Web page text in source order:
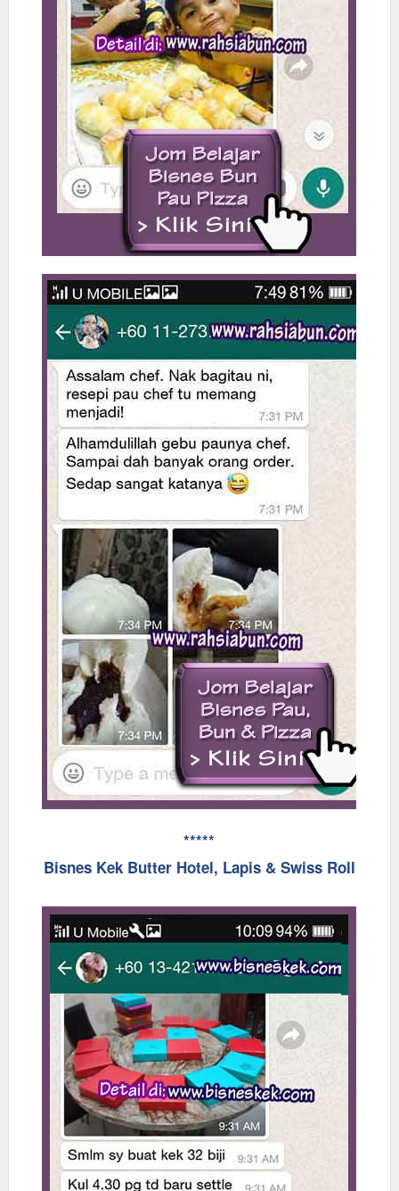
*****
Bisnes Kek Butter Hotel, Lapis & Swiss Roll